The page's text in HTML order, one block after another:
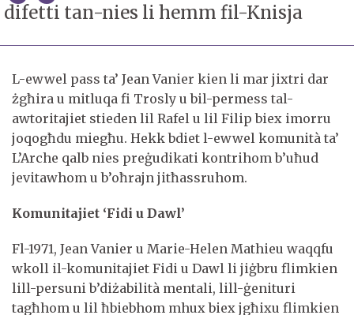
difetti tan-nies li hemm fil-Knisja
L-ewwel pass ta’ Jean Vanier kien li mar jixtri dar
żgħira u mitluqa fi Trosly u bil-permess tal-
awtoritajiet stieden lil Rafel u lil Filip biex imorru
joqogħdu miegħu. Hekk bdiet l-ewwel komunità ta’
L’Arche qalb nies preġudikati kontrihom b’uħud
jevitawhom u b’oħrajn jitħassruhom.
Komunitajiet ‘Fidi u Dawl’
Fl-1971, Jean Vanier u Marie-Helen Mathieu waqqfu
wkoll il-komunitajiet Fidi u Dawl li jiġbru flimkien
lill-persuni b’diżabilità mentali, lill-ġenituri
tagħhom u lil ħbiebhom mhux biex jgħixu flimkien